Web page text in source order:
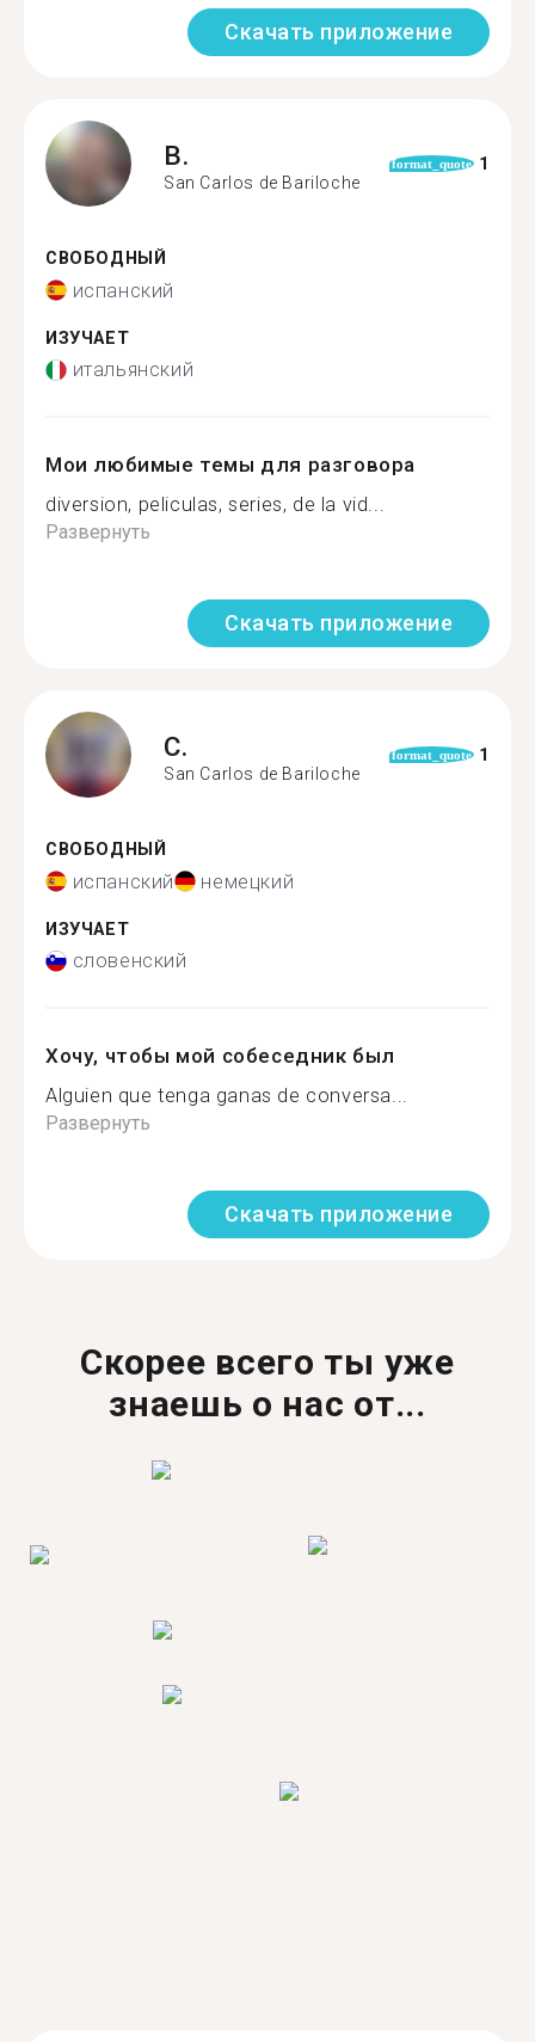
Скачать приложение
B.
San Carlos de Bariloche
format_quote 1
СВОБОДНЫЙ
испанский
ИЗУЧАЕТ
итальянский
Мои любимые темы для разговора
diversion, peliculas, series, de la vid...
Развернуть
Скачать приложение
C.
San Carlos de Bariloche
format_quote 1
СВОБОДНЫЙ
испанский немецкий
ИЗУЧАЕТ
словенский
Хочу, чтобы мой собеседник был
Alguien que tenga ganas de conversa...
Развернуть
Скачать приложение
Скорее всего ты уже
знаешь о нас от...